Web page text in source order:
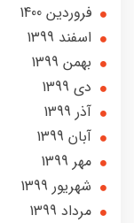
فروردین 1400
اسفند 1399
بهمن 1399
دی 1399
آذر 1399
آبان 1399
مهر 1399
شهریور 1399
مرداد 1399